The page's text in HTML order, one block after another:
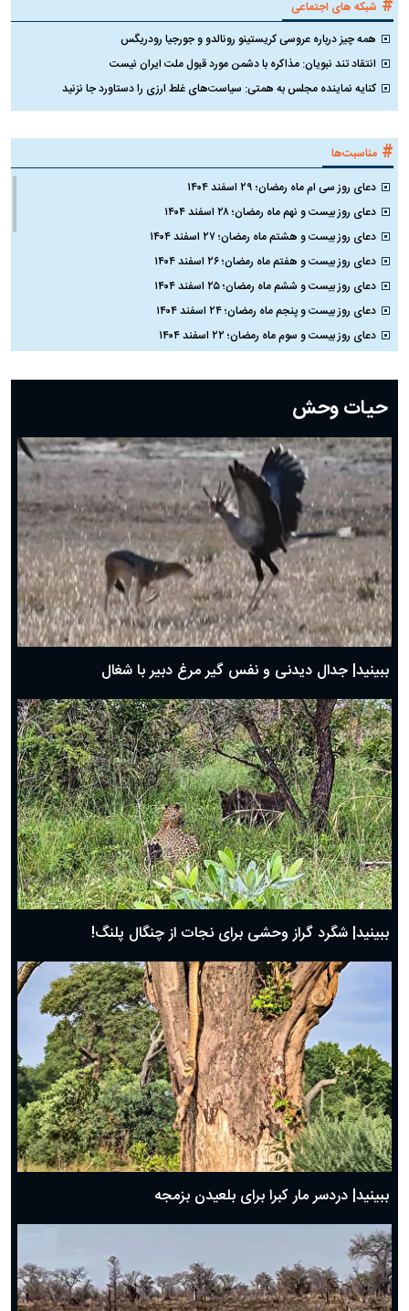
# شبکه های اجتماعی
همه چیز درباره عروسی کریستینو رونالدو و جورجیا رودریگس
انتقاد تند نبویان: مذاکره با دشمن مورد قبول ملت ایران نیست
کنایه نماینده مجلس به همتی: سیاست‌های غلط ارزی را دستاورد جا نزنید
# مناسبت‌ها
دعای روز سی ام ماه رمضان؛ ۲۹ اسفند ۱۴۰۴
دعای روز بیست و نهم ماه رمضان؛ ۲۸ اسفند ۱۴۰۴
دعای روز بیست و هشتم ماه رمضان؛ ۲۷ اسفند ۱۴۰۴
دعای روز بیست و هفتم ماه رمضان؛ ۲۶ اسفند ۱۴۰۴
دعای روز بیست و ششم ماه رمضان؛ ۲۵ اسفند ۱۴۰۴
دعای روز بیست و پنجم ماه رمضان؛ ۲۴ اسفند ۱۴۰۴
دعای روز بیست و سوم ماه رمضان؛ ۲۲ اسفند ۱۴۰۴
دعای روز بیستم ماه رمضان؛ ۱۹ اسفند ۱۴۰۴
دعای روز هشتم ماه مبارک رمضان؛ ۷ اسفند ماه ۱۴۰۴
دعای روز هفتم ماه رمضان؛ ۶ اسفند ۱۴۰۴
دعای روز ششم ماه رمضان؛ ۵ اسفند ۱۴۰۴
دعای روز پنجم ماه رمضان؛ ۴ اسفند ۱۴۰۴
دعای روز چهارم ماه مبارک رمضان؛ ۳ اسفند ۱۴۰۴
دعای روز سوم ماه مبارک رمضان؛ ۱۴ اسفند ۱۴۰۴
دعای روز دوم ماه مبارک رمضان ۱ اسفند ماه ۱۴۰۴
دعای روز اول ماه مبارک رمضان، ۳۰ بهمن ۱۴۰۴
حضرت زینب(س) چگونه از دنیا رفت؟
بهترین پیامک تبریک روز پدر ۱۴۰۴؛ جملات زیبا و صمیمانه
حیات وحش
ببینید| جدال دیدنی و نفس گیر مرغ دبیر با شغال
ببینید| شگرد گراز وحشی برای نجات از چنگال پلنگ!
ببینید| دردسر مار کبرا برای بلعیدن بزمجه